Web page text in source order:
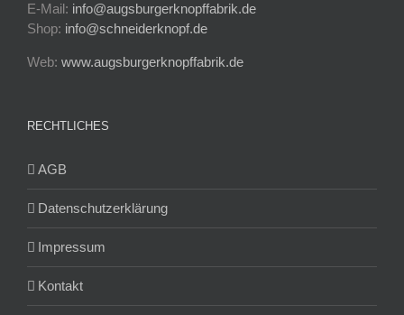
E-Mail: info@augsburgerknopffabrik.de
Shop: info@schneiderknopf.de
Web: www.augsburgerknopffabrik.de
RECHTLICHES
AGB
Datenschutzerklärung
Impressum
Kontakt